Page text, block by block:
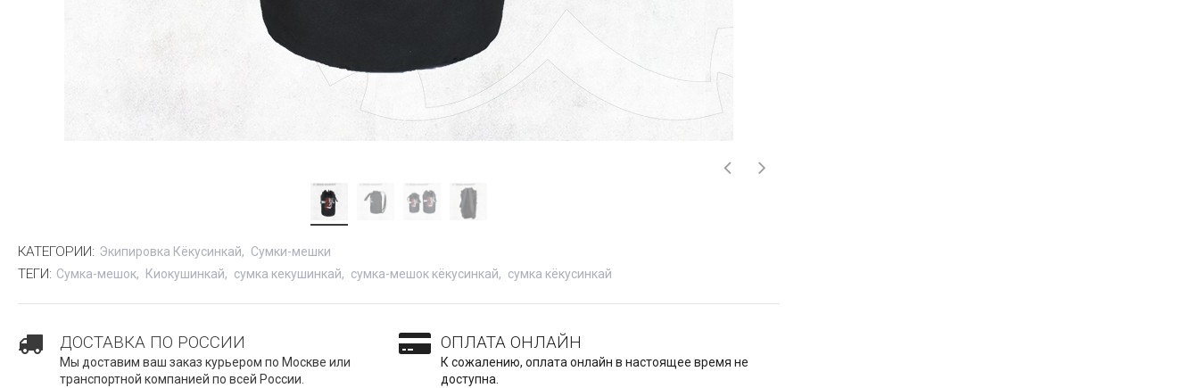
КАТЕГОРИИ: Экипировка Кёкусинкай Сумки-мешки
ТЕГИ: Сумка-мешок Киокушинкай сумка кекушинкай сумка-мешок кёкусинкай сумка кёкусинкай
ДОСТАВКА ПО РОССИИ
Мы доставим ваш заказ курьером по Москве или
транспортной компанией по всей России.
ОПЛАТА ОНЛАЙН
К сожалению, оплата онлайн в настоящее время не
доступна.